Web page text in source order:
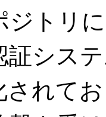
トリ
証シス
されて